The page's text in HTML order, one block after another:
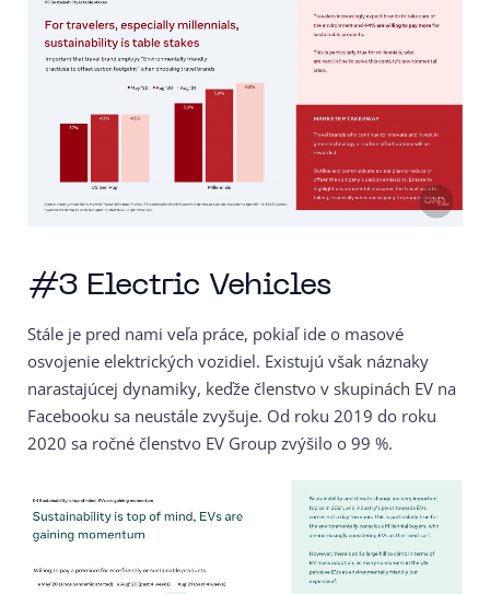
#3 Electric Vehicles
Stále je pred nami veľa práce, pokiaľ ide o masové
osvojenie elektrických vozidiel. Existujú však náznaky
narastajúcej dynamiky, keďže členstvo v skupinách EV na
Facebooku sa neustále zvyšuje. Od roku 2019 do roku
2020 sa ročné členstvo EV Group zvýšilo o 99 %.